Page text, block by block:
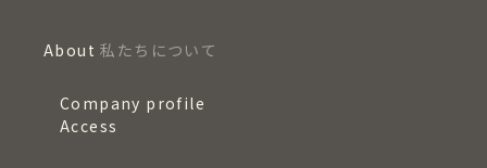
About私たちについて
Company profile
Access